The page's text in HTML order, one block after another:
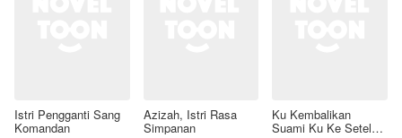
Istri Pengganti Sang
Komandan
Azizah, Istri Rasa
Simpanan
Ku Kembalikan
Suami Ku Ke Setelan